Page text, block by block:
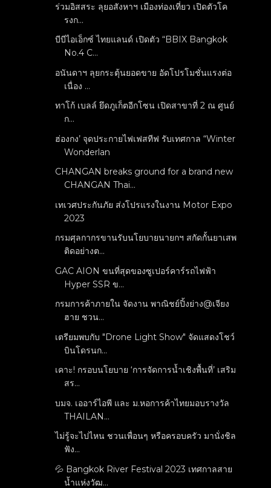
ร่วมอิสสระ ลุยอสังหาฯ เมืองท่องเที่ยว เปิดตัวโค
รงก...
บีบีไอเอ็กซ์ ไทยแลนด์ เปิดตัว “BBIX Bangkok
No.4 C...
อนันดาฯ ลุยกระตุ้นยอดขาย อัดโปรโมชั่นแรงต่อ
เนื่อง ...
ทาโก้ เบลล์ ยึดภูเก็ตอีกโซน เปิดสาขาที่ 2 ณ ศูนย์
ก...
ฮ่องกง’ จุดประกายไฟเฟสทีฟ รับเทศกาล “Winter
Wonderlan
CHANGAN breaks ground for a brand new
CHANGAN Thai...
เทเวศประกันภัย ส่งโปรแรงในงาน Motor Expo
2023
กรมศุลกากรขานรับนโยบายนายกฯ สกัดกั้นยาเสพ
ติดอย่างต...
GAC AION ขนที่สุดของซูเปอร์คาร์รถไฟฟ้า
Hyper SSR ข...
กรมการค้าภายใน จัดงาน พาณิชย์ปิ้งย่าง@เจียง
ฮาย ชวน...
เตรียมพบกับ "Drone Light Show" จัดแสดงโชว์
บินโดรนก...
เคาะ! กรอบนโยบาย ‘การจัดการน้ำเชิงพื้นที่’ เสริม
สร...
บมจ. เออาร์ไอพี และ ม.หอการค้าไทยมอบรางวัล
THAILAN...
ไม่รู้จะไปไหน ชวนเพื่อนๆ หรือครอบครัว มานั่งชิล
ฟัง...
💦 Bangkok River Festival 2023 เทศกาลสาย
น้ำแห่งวัฒ...